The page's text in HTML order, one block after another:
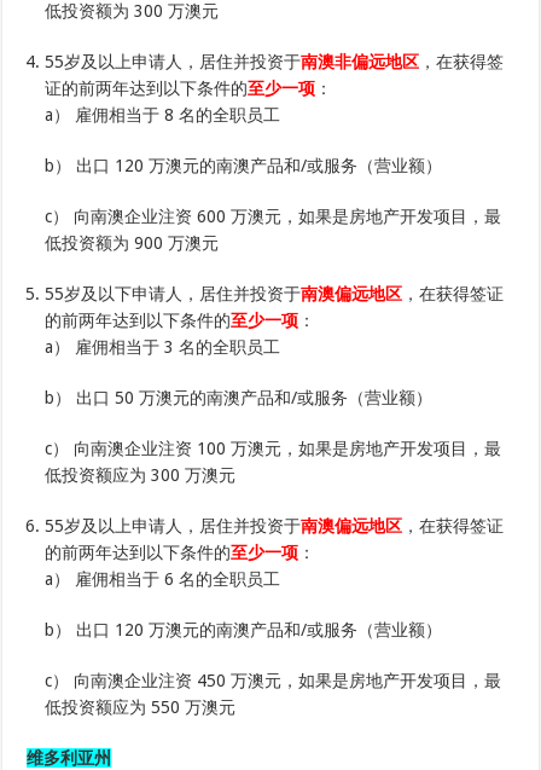
低投资额为 300 万澳元
55岁及以上申请人，居住并投资于南澳非偏远地区 ，在获得签
证的前两年达到以下条件的至少一项 ：
a） 雇佣相当于 8 名的全职员工
b） 出口 120 万澳元的南澳产品和/或服务（营业额）
c） 向南澳企业注资 600 万澳元，如果是房地产开发项目，最
低投资额为 900 万澳元
55岁及以下申请人，居住并投资于南澳偏远地区 ，在获得签证
的前两年达到以下条件的至少一项 ：
a） 雇佣相当于 3 名的全职员工
b） 出口 50 万澳元的南澳产品和/或服务（营业额）
c） 向南澳企业注资 100 万澳元，如果是房地产开发项目，最
低投资额应为 300 万澳元
55岁及以上申请人，居住并投资于南澳偏远地区 ，在获得签证
的前两年达到以下条件的至少一项 ：
a） 雇佣相当于 6 名的全职员工
b） 出口 120 万澳元的南澳产品和/或服务（营业额）
c） 向南澳企业注资 450 万澳元，如果是房地产开发项目，最
低投资额应为 550 万澳元
维多利亚州